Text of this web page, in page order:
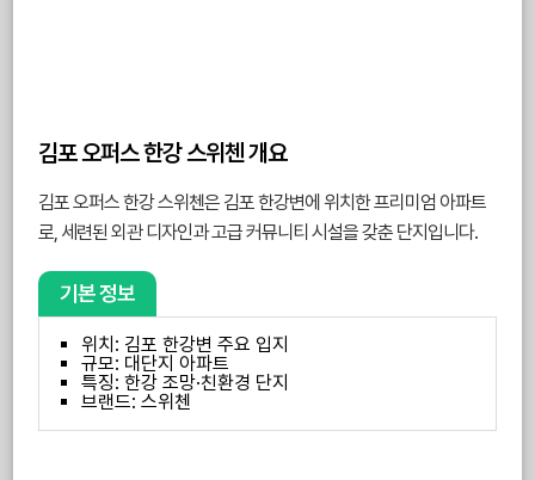
김포 오퍼스 한강 스위첸 개요
김포 오퍼스 한강 스위첸은 김포 한강변에 위치한 프리미엄 아파트
로, 세련된 외관 디자인과 고급 커뮤니티 시설을 갖춘 단지입니다.
기본 정보
위치: 김포 한강변 주요 입지
규모: 대단지 아파트
특징: 한강 조망·친환경 단지
브랜드: 스위첸